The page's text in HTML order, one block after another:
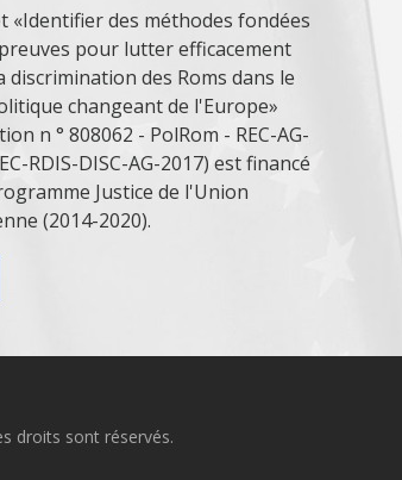
«Identifier des méthodes fondées
pour lutter efficacement
discrimination des Roms dans le
changeant de l'Europe»
n ° 808062 - PolRom - REC-AG-
RDIS-DISC-AG-2017) est financé
Justice de l'Union
(2014-2020).
droits sont réservés.